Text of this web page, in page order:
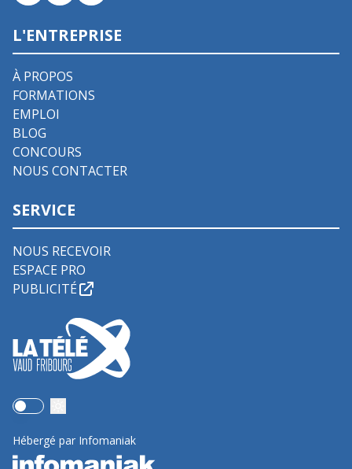
L'ENTREPRISE
À PROPOS
FORMATIONS
EMPLOI
BLOG
CONCOURS
NOUS CONTACTER
SERVICE
NOUS RECEVOIR
ESPACE PRO
PUBLICITÉ
Use setting
Hébergé par Infomaniak